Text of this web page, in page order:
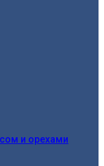
и орехами